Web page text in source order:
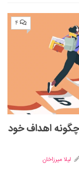
۴
چگونه اهداف خود
لیلا میرزاخان